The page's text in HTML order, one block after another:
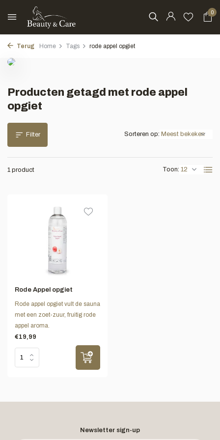
0
Terug Home Tags rode appel opgiet
Producten getagd met rode appel
opgiet
Filter
1 product Toon:
Sorteren op:
Rode Appel opgiet
Rode appel opgiet vult de sauna
met een zoet-zuur, fruitig rode
appel aroma.
€19,99
Newsletter sign-up